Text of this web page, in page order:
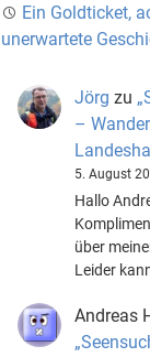
Ein Goldticket,
unerwartete
Jörg zu
–
5. August
Hallo
über
Leider
Andreas